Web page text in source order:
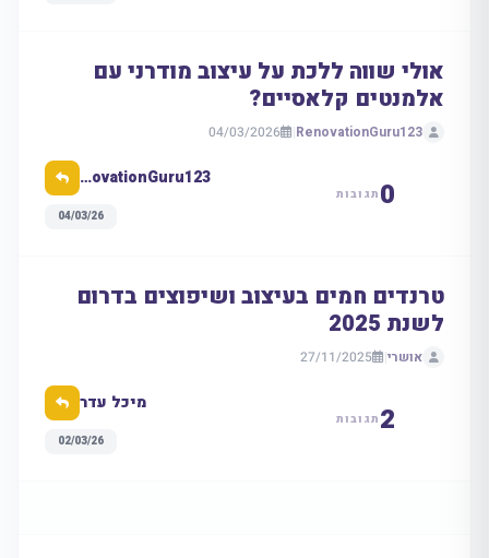
אולי שווה ללכת על עיצוב מודרני עם
אלמנטים קלאסיים?
RenovationGuru123
|
04/03/2026
0 תגובות
RenovationGuru123
04/03/26
טרנדים חמים בעיצוב ושיפוצים בדרום
לשנת 2025
אושרי|
27/11/2025
2 תגובות
מיכל עדר
02/03/26